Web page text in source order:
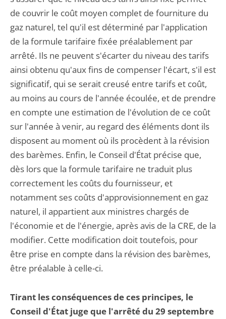
de couvrir le coût moyen complet de fourniture du
gaz naturel, tel qu'il est déterminé par l'application
de la formule tarifaire fixée préalablement par
arrêté. Ils ne peuvent s'écarter du niveau des tarifs
ainsi obtenu qu'aux fins de compenser l'écart, s'il est
significatif, qui se serait creusé entre tarifs et coût,
au moins au cours de l'année écoulée, et de prendre
en compte une estimation de l'évolution de ce coût
sur l'année à venir, au regard des éléments dont ils
disposent au moment où ils procèdent à la révision
des barèmes. Enfin, le Conseil d'État précise que,
dès lors que la formule tarifaire ne traduit plus
correctement les coûts du fournisseur, et
notamment ses coûts d'approvisionnement en gaz
naturel, il appartient aux ministres chargés de
l'économie et de l'énergie, après avis de la CRE, de la
modifier. Cette modification doit toutefois, pour
être prise en compte dans la révision des barèmes,
être préalable à celle-ci.
Tirant les conséquences de ces principes, le
Conseil d'État juge que l'arrêté du 29 septembre